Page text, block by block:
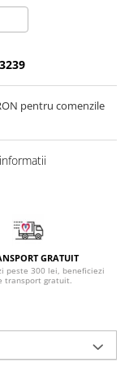
pentru comenzile
GRATUIT
peste 300 lei, beneficiezi
transport gratuit.